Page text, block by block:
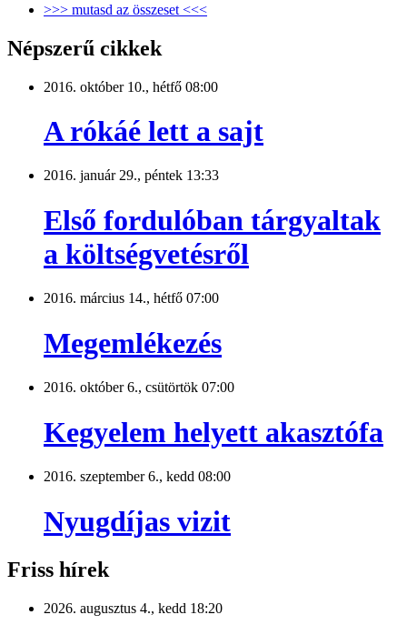
>>> mutasd az összeset <<<
Népszerű cikkek
2016. október 10., hétfő 08:00
A rókáé lett a sajt
2016. január 29., péntek 13:33
Első fordulóban tárgyaltak
a költségvetésről
2016. március 14., hétfő 07:00
Megemlékezés
2016. október 6., csütörtök 07:00
Kegyelem helyett akasztófa
2016. szeptember 6., kedd 08:00
Nyugdíjas vizit
Friss hírek
2026. augusztus 4., kedd 18:20